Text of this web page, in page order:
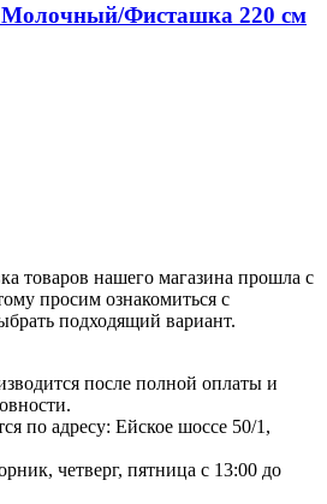
Фисташка 220 см
товаров нашего магазина прошла с
просим ознакомиться с
подходящий вариант.
после полной оплаты и
по адресу: Ейское шоссе 50/1,
четверг, пятница с 13:00 до